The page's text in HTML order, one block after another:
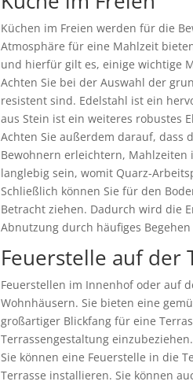
Küchen im Freien werden für die
Atmosphäre für eine Mahlzeit
und hierfür gilt es, einige wichtige
Achten Sie bei der Auswahl der
resistent sind. Edelstahl ist ein
aus Stein ist ein weiteres robustes
Achten Sie außerdem darauf, dass
Bewohnern erleichtern,
langlebig sein, womit Quarz-
Schließlich können Sie für den
Betracht ziehen. Dadurch wird die
Abnutzung durch häufiges
Feuerstelle auf der
Feuerstellen im Innenhof oder auf
Wohnhäusern. Sie bieten eine
großartiger Blickfang für eine
Terrassengestaltung einzubeziehen.
Sie können eine Feuerstelle in die
Terrasse installieren. Sie können